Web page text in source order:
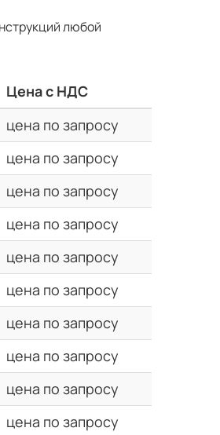
любой
Цена с НДС
цена по запросу
цена по запросу
цена по запросу
цена по запросу
цена по запросу
цена по запросу
цена по запросу
цена по запросу
цена по запросу
цена по запросу